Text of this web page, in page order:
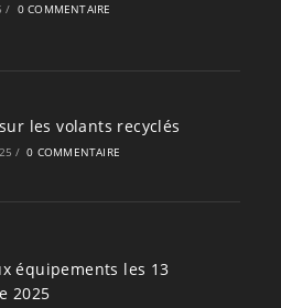
/ 0 COMMENTAIRE
les volants recyclés
/ 0 COMMENTAIRE
équipements les 13
2025